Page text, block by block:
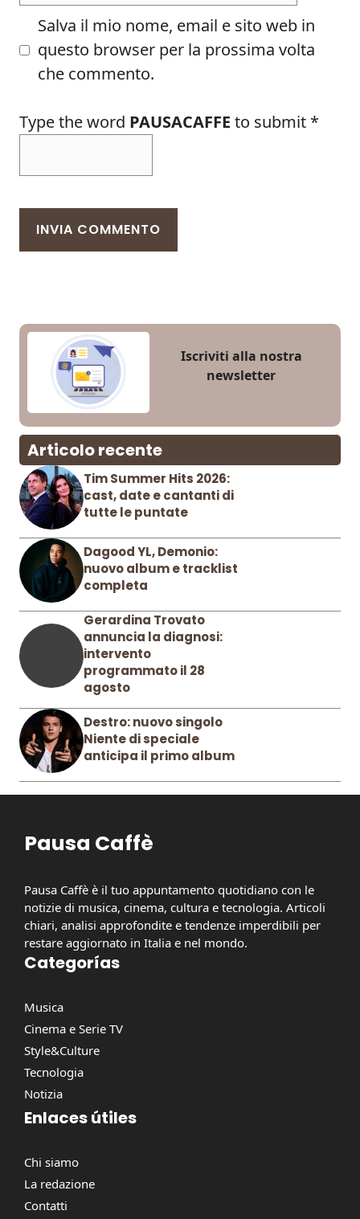
Salva il mio nome, email e sito web in
questo browser per la prossima volta
che commento.
Type the word PAUSACAFFE to submit *
Iscriviti alla nostra
newsletter
Articolo recente
Tim Summer Hits 2026:
cast, date e cantanti di
tutte le puntate
Dagood YL, Demonio:
nuovo album e tracklist
completa
Gerardina Trovato
annuncia la diagnosi:
intervento
programmato il 28
agosto
Destro: nuovo singolo
Niente di speciale
anticipa il primo album
Pausa Caffè
Pausa Caffè è il tuo appuntamento quotidiano con le
notizie di musica, cinema, cultura e tecnologia. Articoli
chiari, analisi approfondite e tendenze imperdibili per
restare aggiornato in Italia e nel mondo.
Categorías
Musica
Cinema e Serie TV
Style&Culture
Tecnologia
Notizia
Enlaces útiles
Chi siamo
La redazione
Contatti